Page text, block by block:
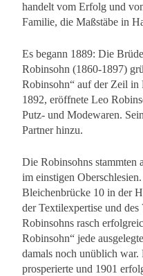
handelt vom Erfolg und
Familie, die Maßstäbe in
Es begann 1889: Die
Robinsohn (1860-1897)
Robinsohn“ auf der Zeil in
1892, eröffnete Leo
Putz- und Modewaren.
Partner hinzu.
Die Robinsohns stammten
im einstigen
Bleichenbrücke 10 in der
der Textilexpertise und des
Robinsohns rasch
Robinsohn“ jede
damals noch unüblich
prosperierte und 1901